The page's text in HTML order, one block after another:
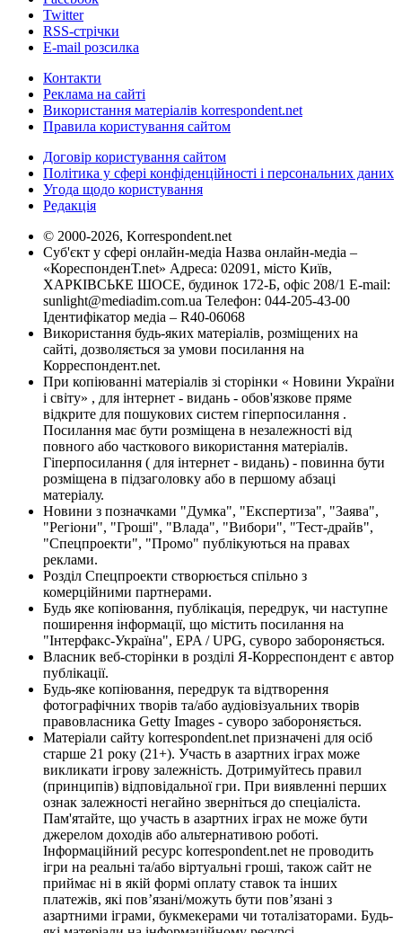
Twitter
RSS-стрічки
E-mail розсилка
Контакти
Реклама на сайті
Використання матеріалів korrespondent.net
Правила користування сайтом
Договір користування сайтом
Політика у сфері конфіденційності і персональних даних
Угода щодо користування
Редакція
© 2000-2026, Korrespondent.net
Суб'єкт у сфері онлайн-медіа Назва онлайн-медіа –
«КореспонденТ.net» Адреса: 02091, місто Київ,
ХАРКІВСЬКЕ ШОСЕ, будинок 172-Б, офіс 208/1 E-mail:
sunlight@mediadim.com.ua Телефон: 044-205-43-00
Ідентифікатор медіа – R40-06068
Використання будь-яких матеріалів, розміщених на
сайті, дозволяється за умови посилання на
Корреспондент.net.
При копіюванні матеріалів зі сторінки « Новини України
і світу» , для інтернет - видань - обов'язкове пряме
відкрите для пошукових систем гіперпосилання .
Посилання має бути розміщена в незалежності від
повного або часткового використання матеріалів.
Гіперпосилання ( для інтернет - видань) - повинна бути
розміщена в підзаголовку або в першому абзаці
матеріалу.
Новини з позначками "Думка", "Експертиза", "Заява",
"Регіони", "Гроші", "Влада", "Вибори", "Тест-драйв",
"Спецпроекти", "Промо" публікуються на правах
реклами.
Розділ Спецпроекти створюється спільно з
комерційними партнерами.
Будь яке копіювання, публікація, передрук, чи наступне
поширення інформації, що містить посилання на
"Інтерфакс-Україна", EPA / UPG, суворо забороняється.
Власник веб-сторінки в розділі Я-Корреспондент є автор
публікації.
Будь-яке копіювання, передрук та відтворення
фотографічних творів та/або аудіовізуальних творів
правовласника Getty Images - суворо забороняється.
Матеріали сайту korrespondent.net призначені для осіб
старше 21 року (21+). Участь в азартних іграх може
викликати ігрову залежність. Дотримуйтесь правил
(принципів) відповідальної гри. При виявленні перших
ознак залежності негайно зверніться до спеціаліста.
Пам'ятайте, що участь в азартних іграх не може бути
джерелом доходів або альтернативою роботі.
Інформаційний ресурс korrespondent.net не проводить
ігри на реальні та/або віртуальні гроші, також сайт не
приймає ні в якій формі оплату ставок та інших
платежів, які пов’язані/можуть бути пов’язані з
азартними іграми, букмекерами чи тоталізаторами. Будь-